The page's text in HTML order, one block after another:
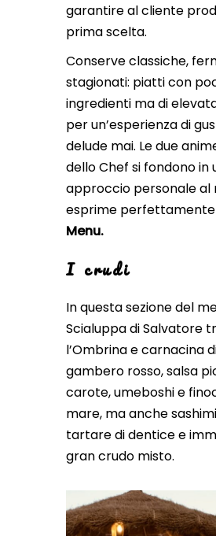
garantire al cliente
prima scelta.
Conserve classiche,
stagionati: piatti con
ingredienti ma di
per un’esperienza di
delude mai. Le due
dello Chef si fondono in
approccio personale al
esprime
Menu.
I crudi
In questa sezione del
Scialuppa di Salvatore
l’Ombrina e carnacina
gambero rosso, salsa
carote, umeboshi e
mare, ma anche
tartare di dentice e
gran crudo misto.